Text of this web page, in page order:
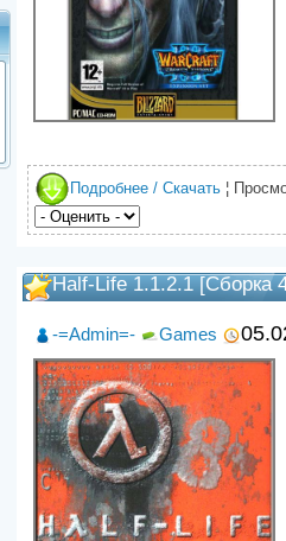
Подробнее / Скачать ¦
Half-Life 1.1.2.1 [Сборка
-=Admin=- Games